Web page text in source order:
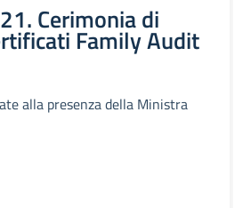
Cerimonia di
Family Audit
alla presenza della Ministra